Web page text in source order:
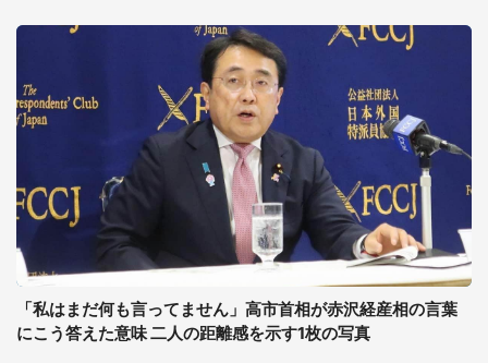
「私はまだ何も言ってません」高市首相が赤沢経産相の言葉
にこう答えた意味 二人の距離感を示す1枚の写真